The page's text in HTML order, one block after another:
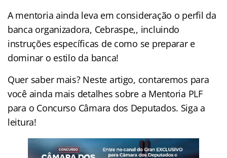
A mentoria ainda leva em consideração o perfil da
banca organizadora, Cebraspe,, incluindo
instruções específicas de como se preparar e
dominar o estilo da banca!
Quer saber mais? Neste artigo, contaremos para
você ainda mais detalhes sobre a Mentoria PLF
para o Concurso Câmara dos Deputados. Siga a
leitura!